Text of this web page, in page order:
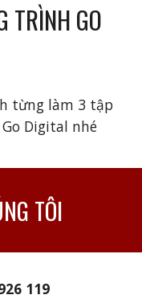
TRÌNH GO
từng làm 3 tập
Digital nhé
TÔI
119